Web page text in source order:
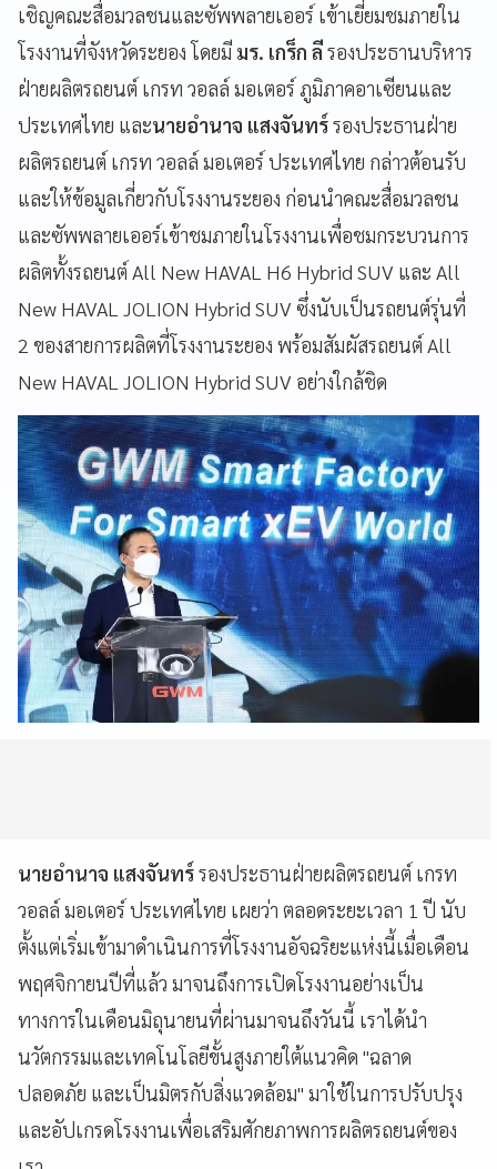
เชิญคณะสื่อมวลชนและซัพพลายเออร์ เข้าเยี่ยมชมภายใน
โรงงานที่จังหวัดระยอง โดยมี มร. เกร็ก ลีรองประธานบริหาร
ฝ่ายผลิตรถยนต์ เกรท วอลล์ มอเตอร์ ภูมิภาคอาเซียนและ
ประเทศไทย และนายอำนาจ แสงจันทร์รองประธานฝ่าย
ผลิตรถยนต์ เกรท วอลล์ มอเตอร์ ประเทศไทย กล่าวต้อนรับ
และให้ข้อมูลเกี่ยวกับโรงงานระยอง ก่อนนำคณะสื่อมวลชน
และซัพพลายเออร์เข้าชมภายในโรงงานเพื่อชมกระบวนการ
ผลิตทั้งรถยนต์ All New HAVAL H6 Hybrid SUV และ All
New HAVAL JOLION Hybrid SUV ซึ่งนับเป็นรถยนต์รุ่นที่
2 ของสายการผลิตที่โรงงานระยอง พร้อมสัมผัสรถยนต์ All
New HAVAL JOLION Hybrid SUV อย่างใกล้ชิด
นายอำนาจ แสงจันทร์รองประธานฝ่ายผลิตรถยนต์ เกรท
วอลล์ มอเตอร์ ประเทศไทย เผยว่า ตลอดระยะเวลา 1 ปี นับ
ตั้งแต่เริ่มเข้ามาดำเนินการที่โรงงานอัจฉริยะแห่งนี้เมื่อเดือน
พฤศจิกายนปีที่แล้ว มาจนถึงการเปิดโรงงานอย่างเป็น
ทางการในเดือนมิถุนายนที่ผ่านมาจนถึงวันนี้ เราได้นำ
นวัตกรรมและเทคโนโลยีขั้นสูงภายใต้แนวคิด "ฉลาด
ปลอดภัย และเป็นมิตรกับสิ่งแวดล้อม" มาใช้ในการปรับปรุง
และอัปเกรดโรงงานเพื่อเสริมศักยภาพการผลิตรถยนต์ของ